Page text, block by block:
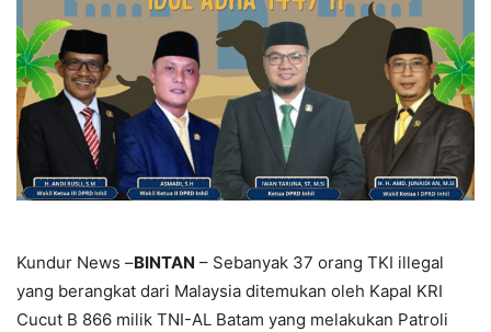
Kundur News –BINTAN – Sebanyak 37 orang TKI illegal
yang berangkat dari Malaysia ditemukan oleh Kapal KRI
Cucut B 866 milik TNI-AL Batam yang melakukan Patroli